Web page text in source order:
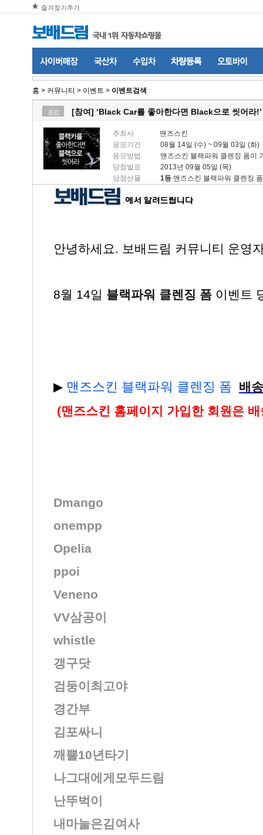
즐겨찾기추가
홈 > 커뮤니티 > 이벤트 > 이벤트검색
종료 [참여] ‘Black Car를 좋아한다면 Black으로 씻어라
주최사
맨즈스킨
응모기간
08월 14일 (수) ~ 09월 03일 (화)
응모방법
맨즈스킨 블랙파워 클렌징 폼이
당첨발표
2013년 09월 05일 (목)
당첨선물
1등 맨즈스킨 블랙파워 클렌징
안녕하세요. 보배드림 커뮤니티 운영
8월 14일 블랙파워 클렌징 폼 이벤트
▶ 맨즈스킨 블랙파워 클렌징 폼 배
(맨즈스킨 홈페이지 가입한 회원은
Dmango
onempp
Opelia
ppoi
Veneno
VV삼공이
whistle
갱구닷
검둥이최고야
경간부
김포싸니
깨뿔10년타기
나그대에게모두드림
난뚜벅이
내마눌은김여사